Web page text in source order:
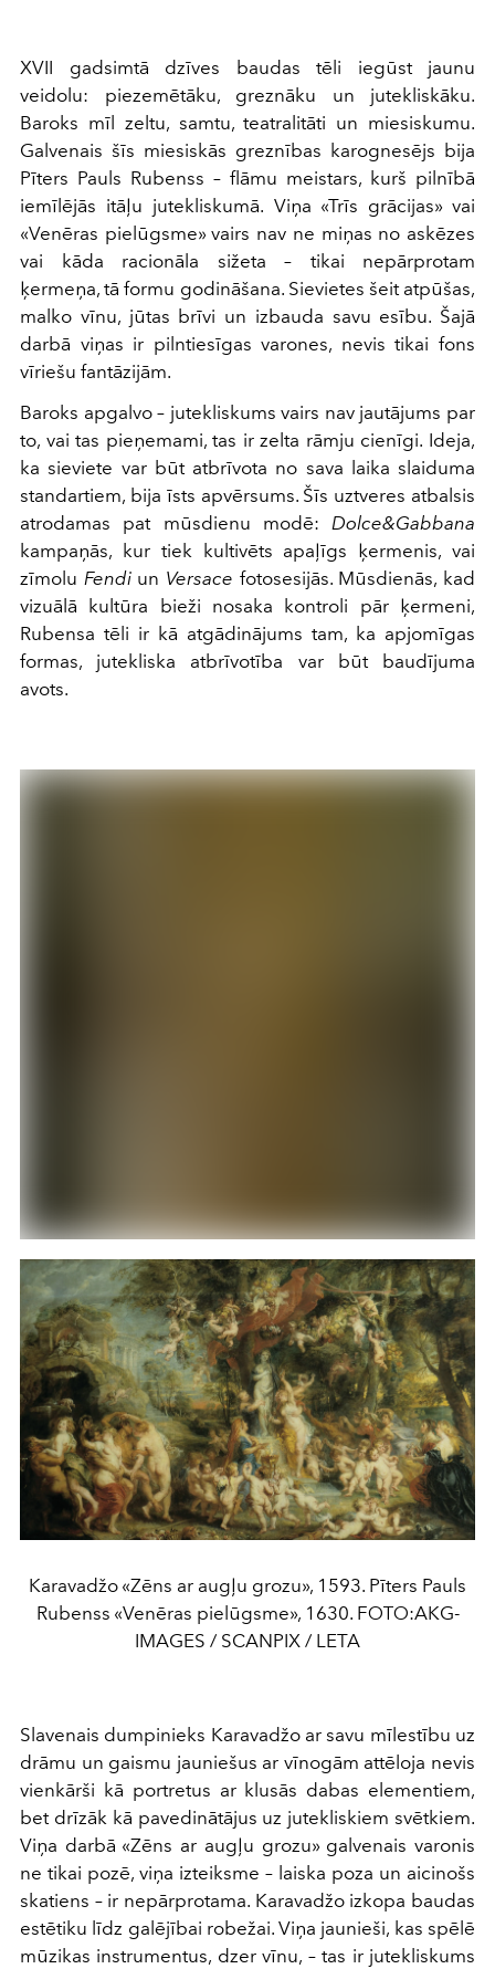
XVII gadsimtā dzīves baudas tēli iegūst jaunu
veidolu: piezemētāku, greznāku un jutekliskāku.
Baroks mīl zeltu, samtu, teatralitāti un miesiskumu.
Galvenais šīs miesiskās greznības karognesējs bija
Pīters Pauls Rubenss – flāmu meistars, kurš pilnībā
iemīlējās itāļu jutekliskumā. Viņa «Trīs grācijas» vai
«Venēras pielūgsme» vairs nav ne miņas no askēzes
vai kāda racionāla sižeta – tikai nepārprotam
ķermeņa, tā formu godināšana. Sievietes šeit atpūšas,
malko vīnu, jūtas brīvi un izbauda savu esību. Šajā
darbā viņas ir pilntiesīgas varones, nevis tikai fons
vīriešu fantāzijām.
Baroks apgalvo – jutekliskums vairs nav jautājums par
to, vai tas pieņemami, tas ir zelta rāmju cienīgi. Ideja,
ka sieviete var būt atbrīvota no sava laika slaiduma
standartiem, bija īsts apvērsums. Šīs uztveres atbalsis
atrodamas pat mūsdienu modē: Dolce&Gabbana
kampaņās, kur tiek kultivēts apaļīgs ķermenis, vai
zīmolu Fendiun Versace fotosesijās. Mūsdienās, kad
vizuālā kultūra bieži nosaka kontroli pār ķermeni,
Rubensa tēli ir kā atgādinājums tam, ka apjomīgas
formas, jutekliska atbrīvotība var būt baudījuma
avots.
Karavadžo «Zēns ar augļu grozu», 1593. Pīters Pauls
Rubenss «Venēras pielūgsme», 1630. FОТО:AKG-
IMAGES / SCANPIX / LETA
Slavenais dumpinieks Karavadžo ar savu mīlestību uz
drāmu un gaismu jauniešus ar vīnogām attēloja nevis
vienkārši kā portretus ar klusās dabas elementiem,
bet drīzāk kā pavedinātājus uz jutekliskiem svētkiem.
Viņa darbā «Zēns ar augļu grozu» galvenais varonis
ne tikai pozē, viņa izteiksme – laiska poza un aicinošs
skatiens – ir nepārprotama. Karavadžo izkopa baudas
estētiku līdz galējībai robežai. Viņa jaunieši, kas spēlē
mūzikas instrumentus, dzer vīnu, – tas ir jutekliskums